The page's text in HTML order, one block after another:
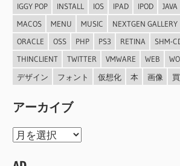
IGGY POP
INSTALL IOS IPAD IPOD JAVA
MACOS
MENU MUSIC NEXTGEN GALLERY
ORACLE
OSS PHP PS3 RETINA SHM-
THINCLIENT
TWITTER VMWARE WEB
デザイン
フォント 仮想化 本 画像
アーカイブ
ア